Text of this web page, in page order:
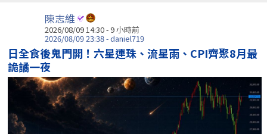
陳志維
2026/08/09 14:30 -9 小時前
2026/08/09 23:38 - daniel719
日全食後鬼門開！六星連珠、流星雨、CPI齊聚8月最
詭譎一夜